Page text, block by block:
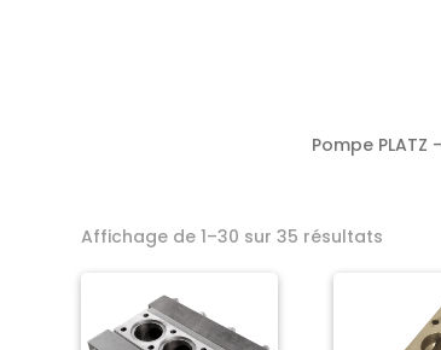
Pompe
Affichage de 1–30 sur 35 résultats